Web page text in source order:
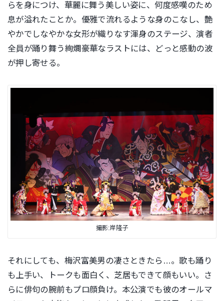
らを身につけ、華麗に舞う美しい姿に、何度感嘆のため
息が溢れたことか。優雅で流れるような身のこなし、艶
やかでしなやかな女形が織りなす渾身のステージ、演者
全員が踊り舞う絢爛豪華なラストには、どっと感動の波
が押し寄せる。
撮影:岸隆子
それにしても、梅沢富美男の凄さときたら…。歌も踊り
も上手い、トークも面白く、芝居もできて顔もいい。さ
らに俳句の腕前もプロ顔負け。本公演でも彼のオールマ